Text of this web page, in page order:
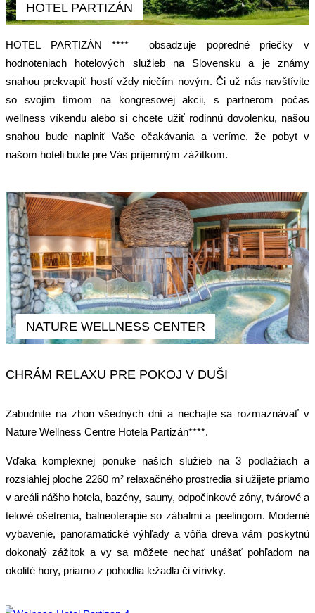
HOTEL PARTIZÁN
HOTEL PARTIZÁN **** obsadzuje popredné priečky v
hodnoteniach hotelových služieb na Slovensku a je známy
snahou prekvapiť hostí vždy niečím novým. Či už nás navštívite
so svojím tímom na kongresovej akcii, s partnerom počas
wellness víkendu alebo si chcete užiť rodinnú dovolenku, našou
snahou bude naplniť Vaše očakávania a veríme, že pobyt v
našom hoteli bude pre Vás príjemným zážitkom.
NATURE WELLNESS CENTER
CHRÁM RELAXU PRE POKOJ V DUŠI
Zabudnite na zhon všedných dní a nechajte sa rozmaznávať v
Nature Wellness Centre Hotela Partizán****.
Vďaka komplexnej ponuke našich služieb na 3 podlažiach a
rozsiahlej ploche 2260 m² relaxačného prostredia si užijete priamo
v areáli nášho hotela, bazény, sauny, odpočinkové zóny, tvárové a
telové ošetrenia, balneoterapie so zábalmi a peelingom. Moderné
vybavenie, panoramatické výhľady a vôňa dreva vám poskytnú
dokonalý zážitok a vy sa môžete nechať unášať pohľadom na
okolité hory, priamo z pohodlia ležadla či vírivky.